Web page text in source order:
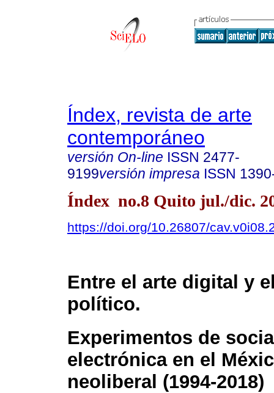
Índex, revista de arte
contemporáneo
versión On-line ISSN 2477-
9199versión impresa ISSN
Índex no.8 Quito jul./dic.
https://doi.org/10.26807/
Entre el arte digital y
político.
Experimentos de
electrónica en el
neoliberal (1994-2018)